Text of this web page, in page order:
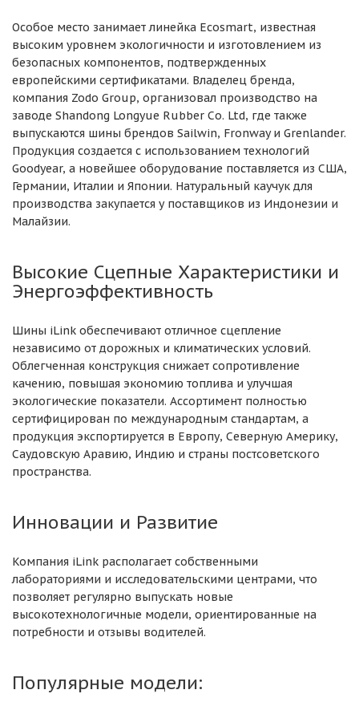
Особое место занимает линейка Ecosmart, известная
высоким уровнем экологичности и изготовлением из
безопасных компонентов, подтвержденных
европейскими сертификатами. Владелец бренда,
компания Zodo Group, организовал производство на
заводе Shandong Longyue Rubber Co. Ltd, где также
выпускаются шины брендов Sailwin, Fronway и Grenlander.
Продукция создается с использованием технологий
Goodyear, а новейшее оборудование поставляется из США,
Германии, Италии и Японии. Натуральный каучук для
производства закупается у поставщиков из Индонезии и
Малайзии.
Высокие Сцепные Характеристики и
Энергоэффективность
Шины iLink обеспечивают отличное сцепление
независимо от дорожных и климатических условий.
Облегченная конструкция снижает сопротивление
качению, повышая экономию топлива и улучшая
экологические показатели. Ассортимент полностью
сертифицирован по международным стандартам, а
продукция экспортируется в Европу, Северную Америку,
Саудовскую Аравию, Индию и страны постсоветского
пространства.
Инновации и Развитие
Компания iLink располагает собственными
лабораториями и исследовательскими центрами, что
позволяет регулярно выпускать новые
высокотехнологичные модели, ориентированные на
потребности и отзывы водителей.
Популярные модели: